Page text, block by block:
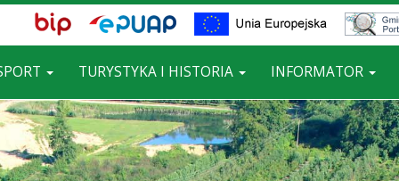
BIP,
EPUAP,
Unia
Europejska
Biuletyn
Informacji
ePUAP
Unia
Europejska
Gminny
Portal
TURYSTYKA I HISTORIA INFORMATOR